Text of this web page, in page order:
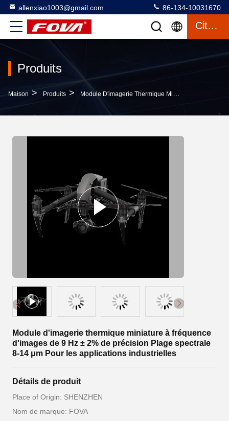
allenxiao1003@gmail.com 86-134-10031670
Citation
Produits
Maison > Produits > Module D'imagerie Thermique Mini
Module d'imagerie thermique miniature à fréquence
d'images de 9 Hz ± 2% de précision Plage spectrale
8-14 μm Pour les applications industrielles
Détails de produit
Place of Origin: SHENZHEN
Nom de marque: FOVA